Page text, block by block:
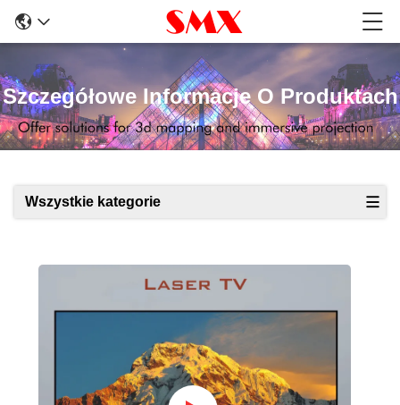
Szczegółowe Informacje O Produktach
Wszystkie kategorie